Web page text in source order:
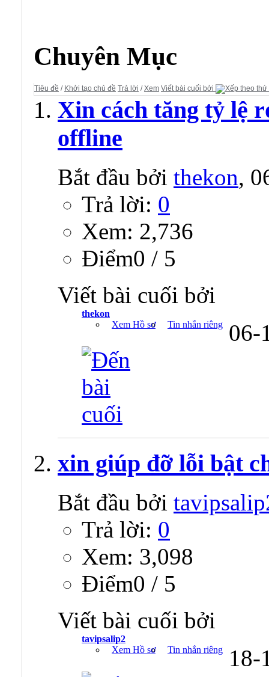
Chuyên Mục
Tiêu đề / Khởi tạo chủ đề Trả lời /Xem Viết bài cuối bởi
Xin cách tăng tỷ lệ
offline
Bắt đầu bởi thekon,
Trả lời: 0
Xem: 2,736
Ðiểm0 / 5
Viết bài cuối bởi
thekon
Xem Hồ sơ
Tin nhắn riêng 06-
xin giúp đỡ lỗi bật
Bắt đầu bởi
Trả lời: 0
Xem: 3,098
Ðiểm0 / 5
Viết bài cuối bởi
tavipsalip2
Xem Hồ sơ
Tin nhắn riêng